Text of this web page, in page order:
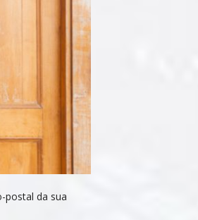
postal da sua